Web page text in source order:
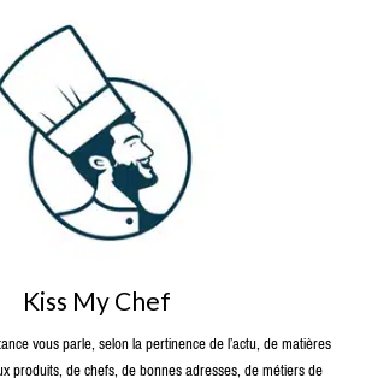
Kiss My Chef
vous parle, selon la pertinence de l’actu, de matières
produits, de chefs, de bonnes adresses, de métiers de